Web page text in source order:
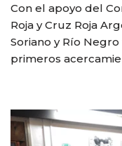
Con el apoyo del
Roja y Cruz Roja
Soriano y Río
primeros